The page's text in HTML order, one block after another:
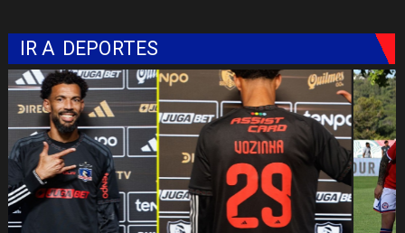
IR A DEPORTES